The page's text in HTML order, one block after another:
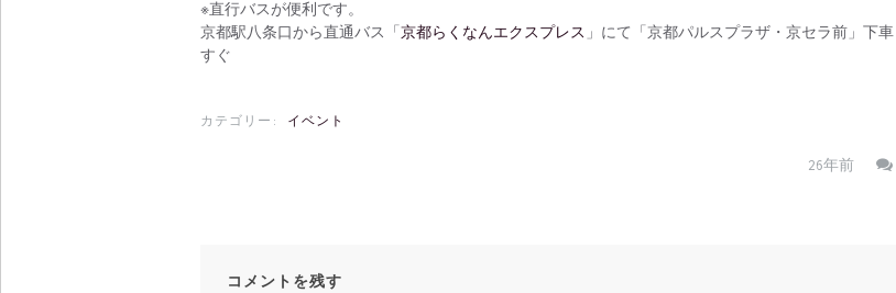
※直行バスが便利です。
京都駅八条口から直通バス「 京都らくなんエクスプレス 」にて「京都パルスプラザ・京セラ前」下車
すぐ
カテゴリー: イベント
26年前
コメントを残す